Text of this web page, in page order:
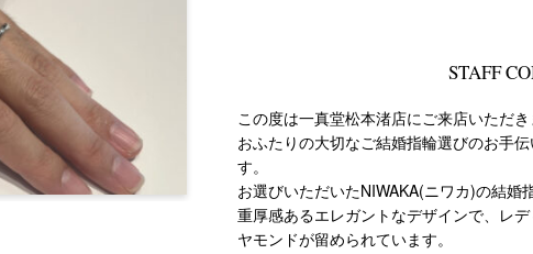
STAFF
この度は一真堂松本渚店にご来店いただ
おふたりの大切なご結婚指輪選びのお手
す。
お選びいただいたNIWAKA(ニワカ)の結婚
重厚感あるエレガントなデザインで、レ
ヤモンドが留められています。